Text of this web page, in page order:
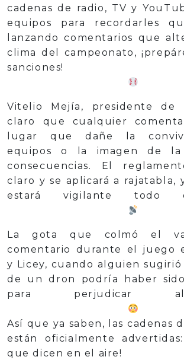
cadenas de radio, TV y
equipos para recordarles
lanzando comentarios que
clima del campeonato,
sanciones!
Vitelio Mejía, presidente de
claro que cualquier
lugar que dañe la
equipos o la imagen de
consecuencias. El
claro y se aplicará a rajatabla,
estará vigilante todo
La gota que colmó el
comentario durante el juego
y Licey, cuando alguien
de un dron podría haber
para perjudicar
Así que ya saben, las cadenas
están oficialmente
que dicen en el aire!